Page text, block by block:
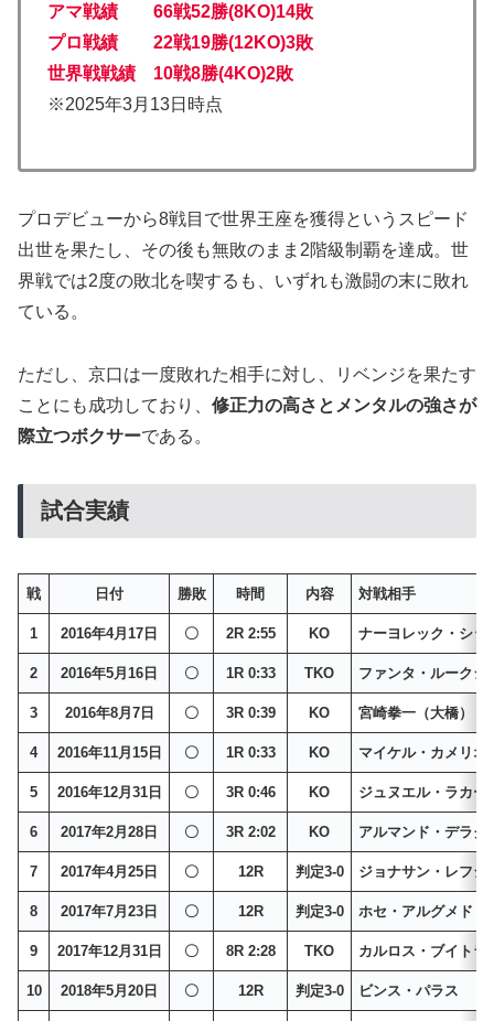
アマ戦績 66戦52勝(8KO)14敗
プロ戦績 22戦19勝(12KO)3敗
世界戦戦績 10戦8勝(4KO)2敗
※2025年3月13日時点
プロデビューから8戦目で世界王座を獲得というスピード
出世を果たし、その後も無敗のまま2階級制覇を達成。世
界戦では2度の敗北を喫するも、いずれも激闘の末に敗れ
ている。
ただし、京口は一度敗れた相手に対し、リベンジを果たす
ことにも成功しており、 修正力の高さとメンタルの強さが
際立つボクサーである。
試合実績
戦 日付 勝敗 時間 内容 対戦相手
1 2016年4月17日 〇 2R 2:55 KO ナーヨレック・シッ
2 2016年5月16日 〇 1R 0:33 TKO ファンタ・ルークジ
3 2016年8月7日 〇 3R 0:39 KO 宮崎拳一（大橋）
4 2016年11月15日 〇 1R 0:33 KO マイケル・カメリオ
5 2016年12月31日 〇 3R 0:46 KO ジュヌエル・ラカー
6 2017年2月28日 〇 3R 2:02 KO アルマンド・デラク
7 2017年4月25日 〇 12R 判定3-0 ジョナサン・レフジ
8 2017年7月23日 〇 12R 判定3-0 ホセ・アルグメド
9 2017年12月31日 〇 8R 2:28 TKO カルロス・ブイトラ
10 2018年5月20日 〇 12R 判定3-0 ビンス・パラス